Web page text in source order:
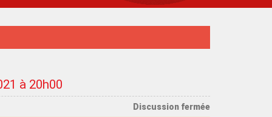
à 20h00
Discussion fermée